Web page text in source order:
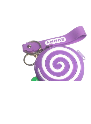
تومان